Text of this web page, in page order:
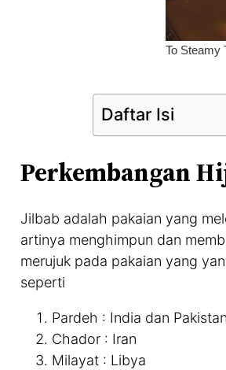
Daftar Isi
Perkembangan
Jilbab adalah pakaian yang
artinya menghimpun dan
merujuk pada pakaian yang
seperti
Pardeh : India dan Pakistan
Chador : Iran
Milayat : Libya